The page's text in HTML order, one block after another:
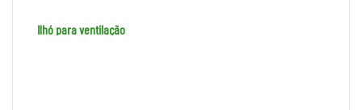
Ilhó para ventilação